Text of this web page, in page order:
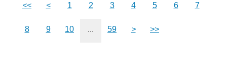
<< < 1 2 3 4 5 6 7
8 9 10 ... 59 > >>